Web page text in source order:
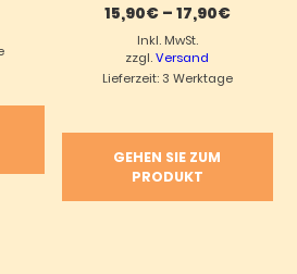
15,90€ – 17,90€
Inkl. MwSt.
zzgl.Versand
Lieferzeit: 3 Werktage
GEHEN SIE ZUM
PRODUKT